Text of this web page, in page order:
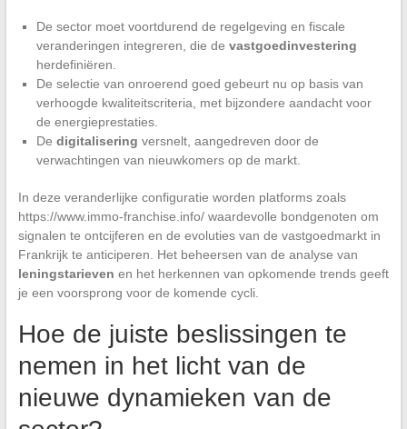
De sector moet voortdurend de regelgeving en fiscale
veranderingen integreren, die de vastgoedinvestering
herdefiniëren.
De selectie van onroerend goed gebeurt nu op basis van
verhoogde kwaliteitscriteria, met bijzondere aandacht voor
de energieprestaties.
De digitalisering versnelt, aangedreven door de
verwachtingen van nieuwkomers op de markt.
In deze veranderlijke configuratie worden platforms zoals
https://www.immo-franchise.info/ waardevolle bondgenoten om
signalen te ontcijferen en de evoluties van de vastgoedmarkt in
Frankrijk te anticiperen. Het beheersen van de analyse van
leningstarieven en het herkennen van opkomende trends geeft
je een voorsprong voor de komende cycli.
Hoe de juiste beslissingen te
nemen in het licht van de
nieuwe dynamieken van de